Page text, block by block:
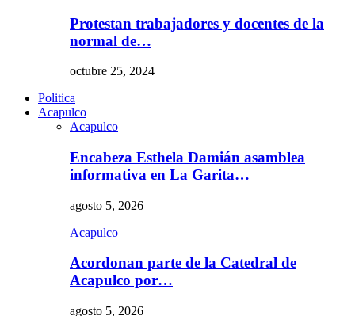
Protestan trabajadores y docentes de la
normal de…
octubre 25, 2024
Politica
Acapulco
Acapulco
Encabeza Esthela Damián asamblea
informativa en La Garita…
agosto 5, 2026
Acapulco
Acordonan parte de la Catedral de
Acapulco por…
agosto 5, 2026